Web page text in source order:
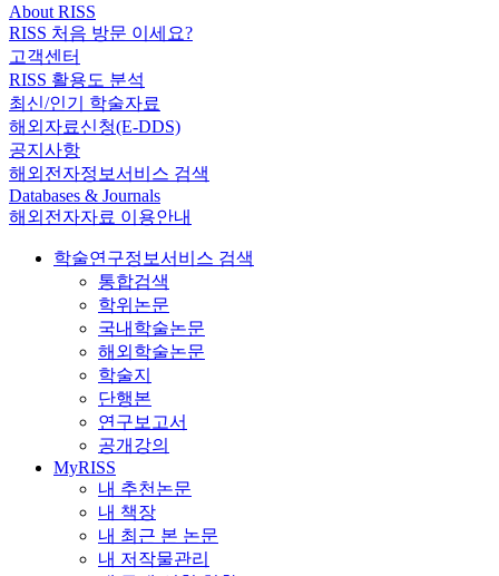
About RISS
RISS 처음 방문 이세요?
고객센터
RISS 활용도 분석
최신/인기 학술자료
해외자료신청(E-DDS)
공지사항
해외전자정보서비스 검색
Databases & Journals
해외전자자료 이용안내
학술연구정보서비스 검색
통합검색
학위논문
국내학술논문
해외학술논문
학술지
단행본
연구보고서
공개강의
MyRISS
내 추천논문
내 책장
내 최근 본 논문
내 저작물관리